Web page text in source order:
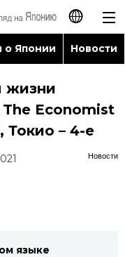
日本語
English
о Японии Новости
жизни
Economist
Токио – 4-е
Новости
языке